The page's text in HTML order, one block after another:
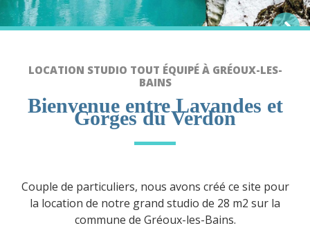
LOCATION STUDIO TOUT ÉQUIPÉ À GRÉOUX-LES-
BAINS
Bienvenue entre Lavandes et
Gorges du Verdon
Couple de particuliers, nous avons créé ce site pour
la location de notre grand studio de 28 m2 sur la
commune de Gréoux-les-Bains.